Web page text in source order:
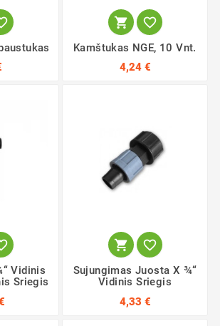
 
Kamštukas NGE, 10 Vnt.
4,24 €
Vidinis
Sriegis
 
Sujungimas Juosta X ¾“
Vidinis Sriegis
4,33 €